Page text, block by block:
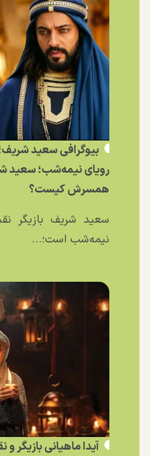
بیوگرافی سعید
رویای نیمه‌شب؛ سعید
همسرش کیست؟
سعید شریف بازیگر
نیمه‌شب است؛...
آیدا ماهیانی بازیگر و